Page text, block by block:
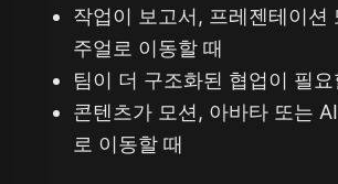
작업이 보고서, 프레젠테이션
주얼로 이동할 때
팀이 더 구조화된 협업이 필요
콘텐츠가 모션, 아바타 또는
로 이동할 때